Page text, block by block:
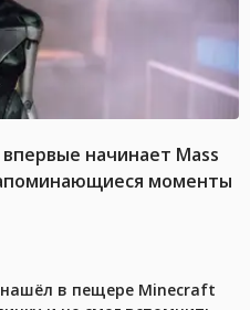
начинает Mass
моменты
нашёл в пещере Minecraft